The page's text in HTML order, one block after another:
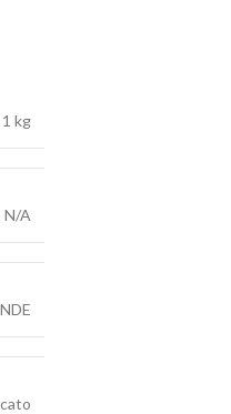
1 kg
N/A